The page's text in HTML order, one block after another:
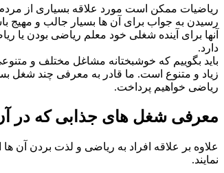
ریاضیات ممکن است مورد علاقه بسیاری از مردم
رسیدن به جواب برای آن ها بسیار جالب و مهیج
آنها برای آینده شغلی خود معلم ریاضی بودن
دارد.
باید بگوییم که خوشبختانه مشاغل مختلف و
زیاد و متنوع است. ما قادر به معرفی چند شغل
ریاضی خواهیم پرداخت.
معرفی شغل های جذابی که در
علاوه بر علاقه افراد به ریاضی و لذت بردن آن
نمایند.